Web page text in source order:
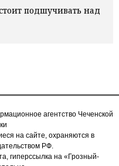
подшучивать над
агентство Чеченской
на сайте, охраняются в
РФ.
гиперссылка на «Грозный-